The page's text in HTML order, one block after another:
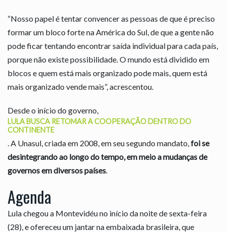
“Nosso papel é tentar convencer as pessoas de que é preciso
formar um bloco forte na América do Sul, de que a gente não
pode ficar tentando encontrar saída individual para cada país,
porque não existe possibilidade. O mundo está dividido em
blocos e quem está mais organizado pode mais, quem está
mais organizado vende mais”, acrescentou.
Desde o início do governo,
LULA BUSCA RETOMAR A COOPERAÇÃO DENTRO DO
CONTINENTE
. A Unasul, criada em 2008, em seu segundo mandato, foi se
desintegrando ao longo do tempo, em meio a mudanças de
governos em diversos países
Agenda
Lula chegou a Montevidéu no início da noite de sexta-feira
(28), e ofereceu um jantar na embaixada brasileira, que